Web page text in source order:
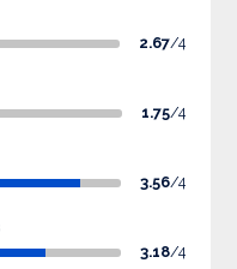
2.67/4
1.75/4
3.56/4
3.18/4